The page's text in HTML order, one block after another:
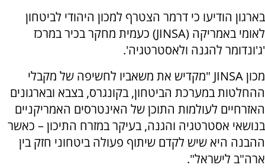
בארגון הודיעו כי דרמר הצטרף למכון היהודי לביטחון
לאומי באמריקה (JINSA) כעמית מחקר בכיר במרכז
'ג'ונדומר להגנה ולאסטרטגיה'.
מכון JINSA "מקדיש את משאביו לחשיפה של מקבלי
ההחלטות במערכת הביטחון, בקונגרס, בצבא ובארגונים
האזרחיים לעולמות התוכן של האינטרסים האמריקניים
בנושאי אסטרטגיה והגנה, בעיקר במזרח התיכון – כאשר
ההבנה היא שיש לקדם שיתוף פעולה ביטחוני חזק בין
ארה"ב לישראל".